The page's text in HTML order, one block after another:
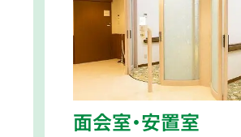
面会室・安置室